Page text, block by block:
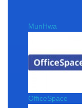
MunHwa
OfficeSpace